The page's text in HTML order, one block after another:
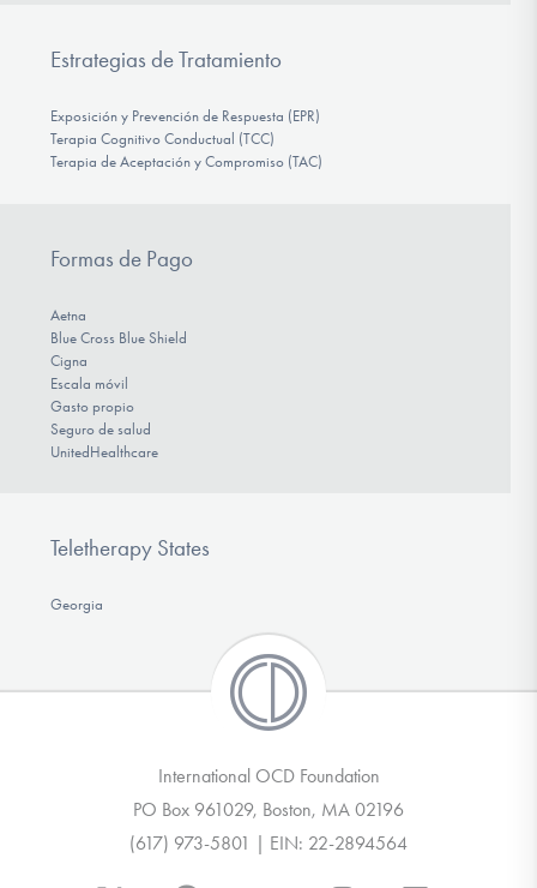
Estrategias de Tratamiento
Exposición y Prevención de Respuesta (EPR)
Terapia Cognitivo Conductual (TCC)
Terapia de Aceptación y Compromiso (TAC)
Formas de Pago
Aetna
Blue Cross Blue Shield
Cigna
Escala móvil
Gasto propio
Seguro de salud
UnitedHealthcare
Teletherapy States
Georgia
International OCD Foundation
PO Box 961029, Boston, MA 02196
(617) 973-5801 | EIN: 22-2894564